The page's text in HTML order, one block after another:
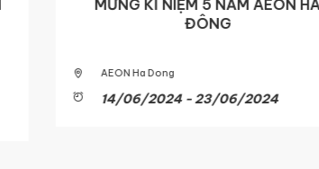
MỪNG KỈ NIỆM 5 NĂM AEON HÀ
ĐÔNG
AEON Ha Dong
14/06/2024 - 23/06/2024